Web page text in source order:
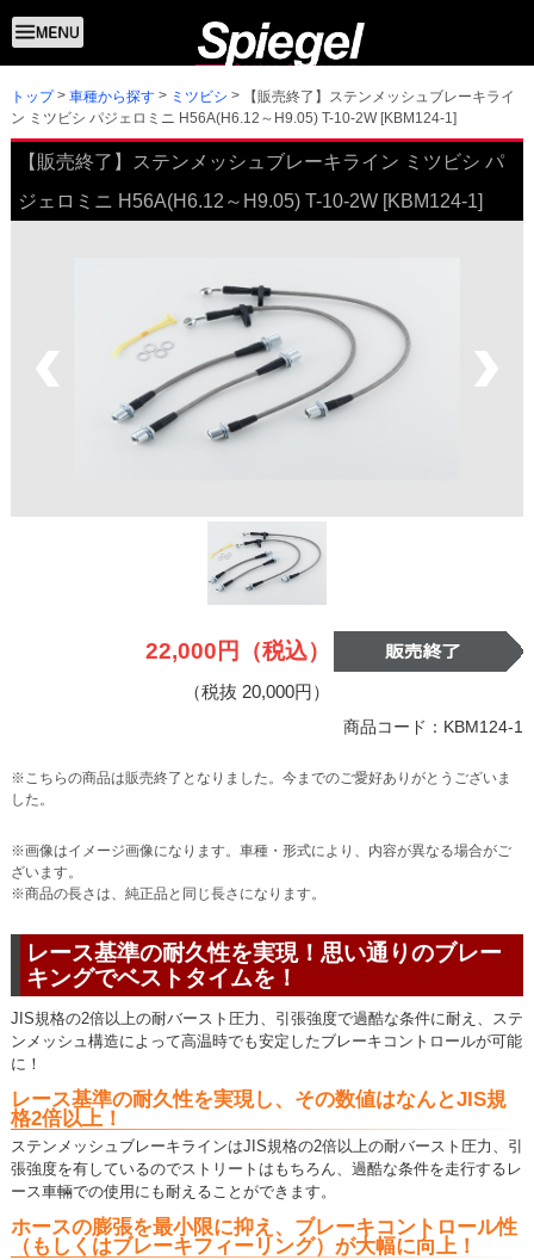
トップ 車種から探す ミツビシ
【販売終了】ステンメッシュブレーキライ
ン ミツビシ パジェロミニ H56A(H6.12～H9.05) T-10-2W [KBM124-1]
【販売終了】ステンメッシュブレーキライン ミツビシ パ
ジェロミニ H56A(H6.12～H9.05) T-10-2W [KBM124-1]
22,000円（税込）
（税抜 20,000円）
商品コード：KBM124-1
※こちらの商品は販売終了となりました。今までのご愛好ありがとうございま
した。
※画像はイメージ画像になります。車種・形式により、内容が異なる場合がご
ざいます。
※商品の長さは、純正品と同じ長さになります。
レース基準の耐久性を実現！思い通りのブレー
キングでベストタイムを！
JIS規格の2倍以上の耐バースト圧力、引張強度で過酷な条件に耐え、ステ
ンメッシュ構造によって高温時でも安定したブレーキコントロールが可能
に！
レース基準の耐久性を実現し、その数値はなんとJIS規
格2倍以上！
ステンメッシュブレーキラインはJIS規格の2倍以上の耐バースト圧力、引
張強度を有しているのでストリートはもちろん、過酷な条件を走行するレ
ース車輛での使用にも耐えることができます。
ホースの膨張を最小限に抑え、ブレーキコントロール性
（もしくはブレーキフィーリング）が大幅に向上！